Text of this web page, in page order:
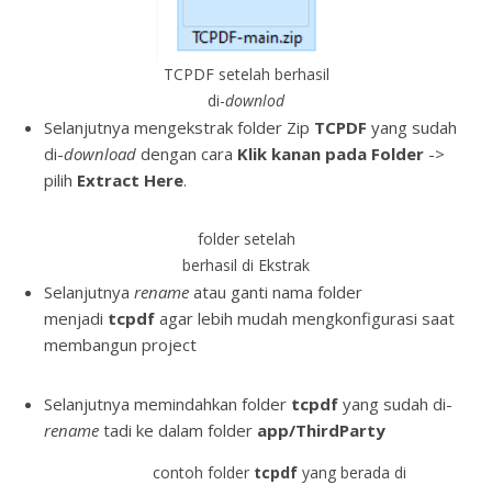
TCPDF setelah berhasil
di-downlod
Selanjutnya mengekstrak folder Zip TCPDF yang sudah
di-download dengan cara Klik kanan pada Folder ->
pilih Extract Here.
folder setelah
berhasil di Ekstrak
Selanjutnya rename atau ganti nama folder
menjadi tcpdf agar lebih mudah mengkonfigurasi saat
membangun project
Selanjutnya memindahkan folder tcpdf yang sudah di-
rename tadi ke dalam folder app/ThirdParty
contoh folder tcpdf yang berada di